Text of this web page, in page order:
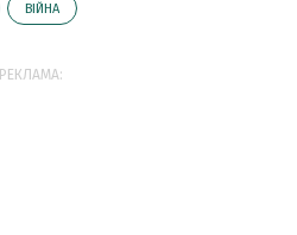
ВІЙНА
РЕКЛАМА: